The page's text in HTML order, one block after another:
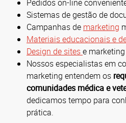
Pedidos on-line
Sistemas de gestão de
Campanhas de marketing
Materiais educacionais e
Design de sitese
Nossos especialistas em
marketing entendem os
comunidades médica e
dedicamos tempo para
prática.